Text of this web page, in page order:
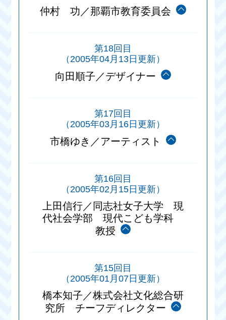
仲村 功／那覇市教育委員会
第18回目
（2005年04月13日更新）
向田順子／デザイナー
第17回目
（2005年03月16日更新）
市橋ゆき／アーティスト
第16回目
（2005年02月15日更新）
上田信行／同志社女子大学 現
代社会学部 現代こども学科
教授
第15回目
（2005年01月07日更新）
橋本知子／株式会社文化総合研
究所 チーフディレクター